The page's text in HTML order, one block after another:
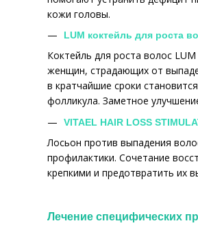
кожи головы.
LUM коктейль для роста
Коктейль для роста волос
женщин, страдающих от
в кратчайшие сроки
фолликула. Заметное
VITAEL HAIR LOSS
Лосьон против выпадения
профилактики. Сочетание
крепкими и предотвратить их
Лечение специфических